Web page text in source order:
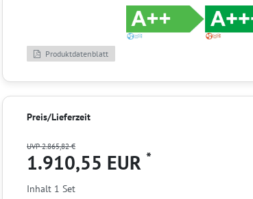
Produktdatenblatt
Preis/Lieferzeit
UVP 2.865,82 €
1.910,55 EUR *
Inhalt 1 Set